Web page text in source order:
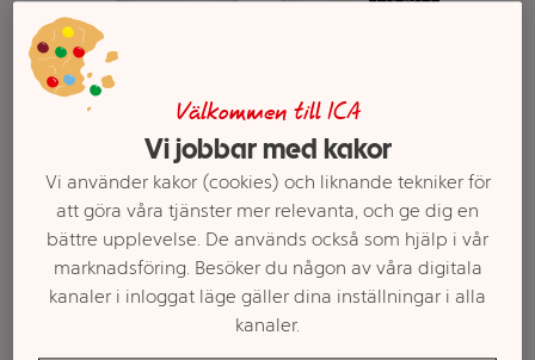
Välj butik och handla
Välkommen till ICA
Vi jobbar med kakor
Vi använder kakor (cookies) och liknande tekniker för
att göra våra tjänster mer relevanta, och ge dig en
bättre upplevelse. De används också som hjälp i vår
marknadsföring. Besöker du någon av våra digitala
kanaler i inloggat läge gäller dina inställningar i alla
kanaler.